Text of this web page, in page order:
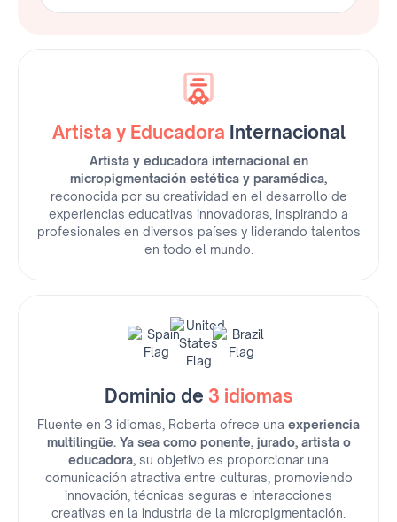
Artista y Educadora Internacional
Artista y educadora internacional en
micropigmentación estética y paramédica,
reconocida por su creatividad en el desarrollo de
experiencias educativas innovadoras, inspirando a
profesionales en diversos países y liderando talentos
en todo el mundo.
Dominio de 3 idiomas
Fluente en 3 idiomas, Roberta ofrece una experiencia
multilingüe. Ya sea como ponente, jurado, artista o
educadora, su objetivo es proporcionar una
comunicación atractiva entre culturas, promoviendo
innovación, técnicas seguras e interacciones
creativas en la industria de la micropigmentación.
El Instagram de Roberta